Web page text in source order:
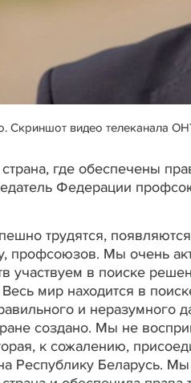
Скриншот видео телеканала
где обеспечены
Федерации
трудятся,
профсоюзов. Мы очень
участвуем в поиске
мир находится в
и неразумного
создано. Мы не
к сожалению,
Республику Беларусь.